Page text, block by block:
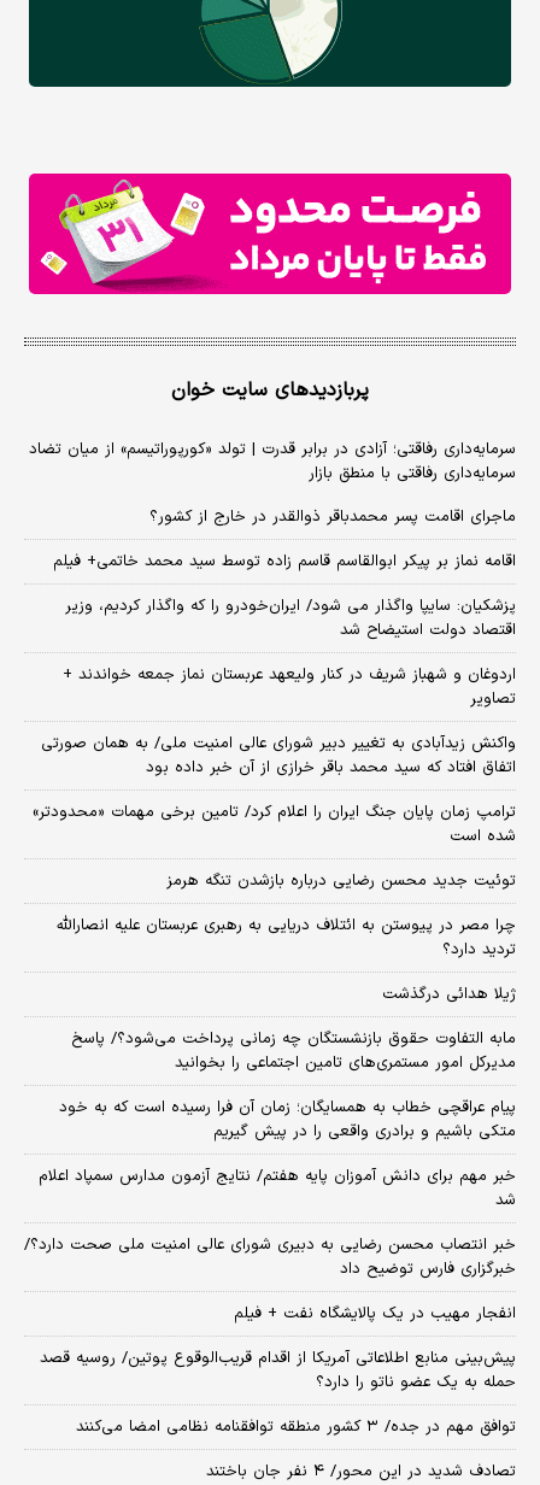
پربازدیدهای سایت خوان
سرمایه‌داری رفاقتی؛ آزادی در برابر قدرت | تولد «کورپوراتیسم» از میان تضاد
سرمایه‌داری رفاقتی با منطق بازار
ماجرای اقامت پسر محمدباقر ذوالقدر در خارج از کشور؟
اقامه نماز بر پیکر ابوالقاسم قاسم زاده توسط سید محمد خاتمی+ فیلم
پزشکیان: سایپا واگذار می شود/ ایران‌خودرو را که واگذار کردیم، وزیر
اقتصاد دولت استیضاح شد
اردوغان و شهباز شریف در کنار ولیعهد عربستان نماز جمعه خواندند +
تصاویر
واکنش زیدآبادی به تغییر دبیر شورای عالی امنیت ملی/ به همان صورتی
اتفاق افتاد که سید محمد باقر خرازی از آن خبر داده بود
ترامپ زمان پایان جنگ ایران را اعلام کرد/ تامین برخی مهمات «محدودتر»
شده است
توئیت جدید محسن رضایی درباره بازشدن تنگه هرمز
چرا مصر در پیوستن به ائتلاف دریایی به رهبری عربستان علیه انصارالله
تردید دارد؟
ژیلا هدائی درگذشت
مابه التفاوت حقوق بازنشستگان چه زمانی پرداخت می‌شود؟/ پاسخ
مدیرکل امور مستمری‌های تامین اجتماعی را بخوانید
پیام عراقچی خطاب به همسایگان؛ زمان آن فرا رسیده است که به خود
متکی باشیم و برادری واقعی را در پیش گیریم
خبر مهم برای دانش آموزان پایه هفتم/ نتایج آزمون مدارس سمپاد اعلام
شد
خبر انتصاب محسن رضایی به دبیری شورای عالی امنیت ملی صحت دارد؟/
خبرگزاری فارس توضیح داد
انفجار مهیب در یک پالایشگاه نفت + فیلم
پیش‌بینی منابع اطلاعاتی آمریکا از اقدام قریب‌الوقوع پوتین/ روسیه قصد
حمله به یک عضو ناتو را دارد؟
توافق مهم در جده/ ۳ کشور منطقه توافقنامه نظامی امضا می‌کنند
تصادف شدید در این محور/ ۴ نفر جان باختند